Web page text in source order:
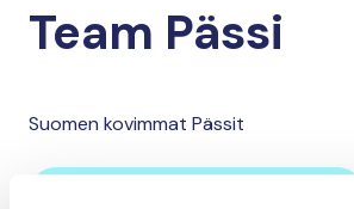
Team Pässi
Suomen kovimmat Pässit